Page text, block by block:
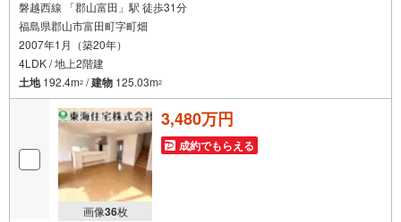
磐越西線 「郡山富田」駅 徒歩31分
福島県郡山市富田町字町畑
2007年1月（築20年）
4LDK / 地上2階建
土地192.4m2 /建物 125.03m2
画像36枚
3,480万円
成約でもらえる